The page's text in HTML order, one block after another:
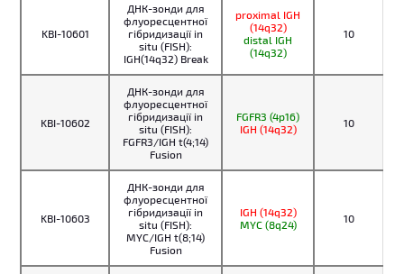
KBI-10601
ДНК-зонди для
флуоресцентної
гібридизації in
situ (FISH):
IGH(14q32) Break
proximal IGH
(14q32)
distal IGH
(14q32)
10
KBI-10602
ДНК-зонди для
флуоресцентної
гібридизації in
situ (FISH):
FGFR3/IGH t(4;14)
Fusion
FGFR3 (4p16)
IGH (14q32)
10
KBI-10603
ДНК-зонди для
флуоресцентної
гібридизації in
situ (FISH):
MYC/IGH t(8;14)
Fusion
IGH (14q32)
MYC (8q24)
10